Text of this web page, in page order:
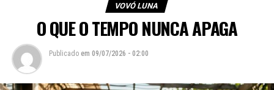
VOVÓ LUNA
O QUE O TEMPO NUNCA APAGA
Publicado em 09/07/2026 - 02:00